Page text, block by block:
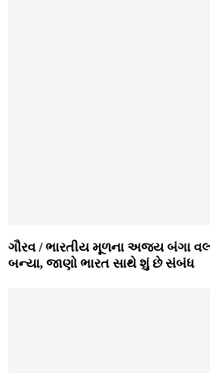
ગૌરવ / ભારતીય મૂળના અજય બંગા
બન્યા, જાણો ભારત સાથે શું છે સંબંધ